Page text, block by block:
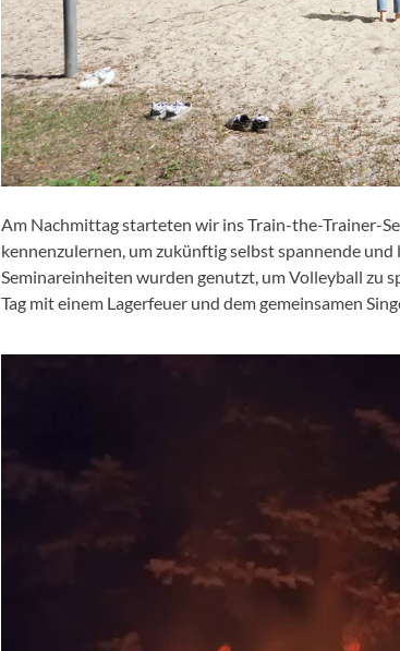
Am Nachmittag starteten wir ins Train-the-Trainer-
kennenzulernen, um zukünftig selbst spannende
Seminareinheiten wurden genutzt, um Volleyball zu
Tag mit einem Lagerfeuer und dem gemeinsamen